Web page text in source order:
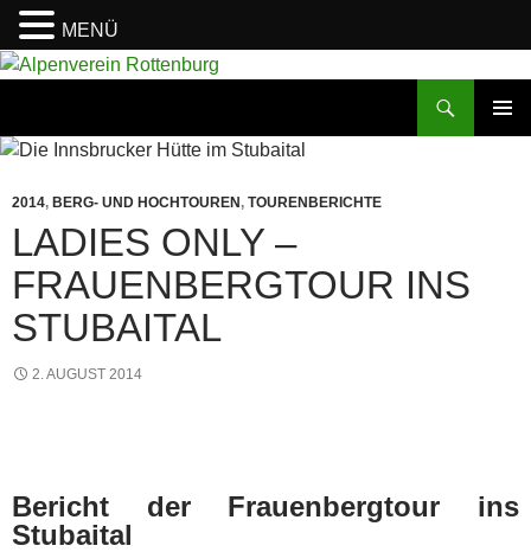
Zum
2014, BERG- UND HOCHTOUREN, TOURENBERICHTE
LADIES ONLY –
FRAUENBERGTOUR INS
STUBAITAL
2. AUGUST 2014
Bericht der Frauenbergtour ins
Stubaital
MENÜ